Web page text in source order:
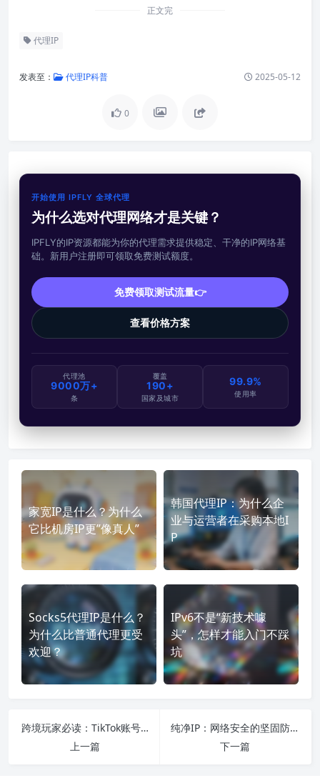
正文完
代理IP
发表至： 代理IP科普 2025-05-12
0
开始使用 IPFLY 全球代理
为什么选对代理网络才是关键？
IPFLY的IP资源都能为你的代理需求提供稳定、干净的IP网络基
础。新用户注册即可领取免费测试额度。
免费领取测试流量👉
查看价格方案
代理池
9000万+
条
覆盖
190+
国家及城市
99.9%
使用率
家宽IP是什么？为什么
它比机房IP更”像真人”
韩国代理IP：为什么企
业与运营者在采购本地I
P
Socks5代理IP是什么？
为什么比普通代理更受
欢迎？
IPv6不是“新技术噱
头”，怎样才能入门不踩
坑
跨境玩家必读：TikTok账号如何通过代理IP稳定养号
上一篇
纯净IP：网络安全的坚固防线
下一篇